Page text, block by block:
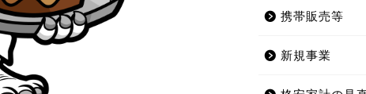
携帯販売等
新規事業